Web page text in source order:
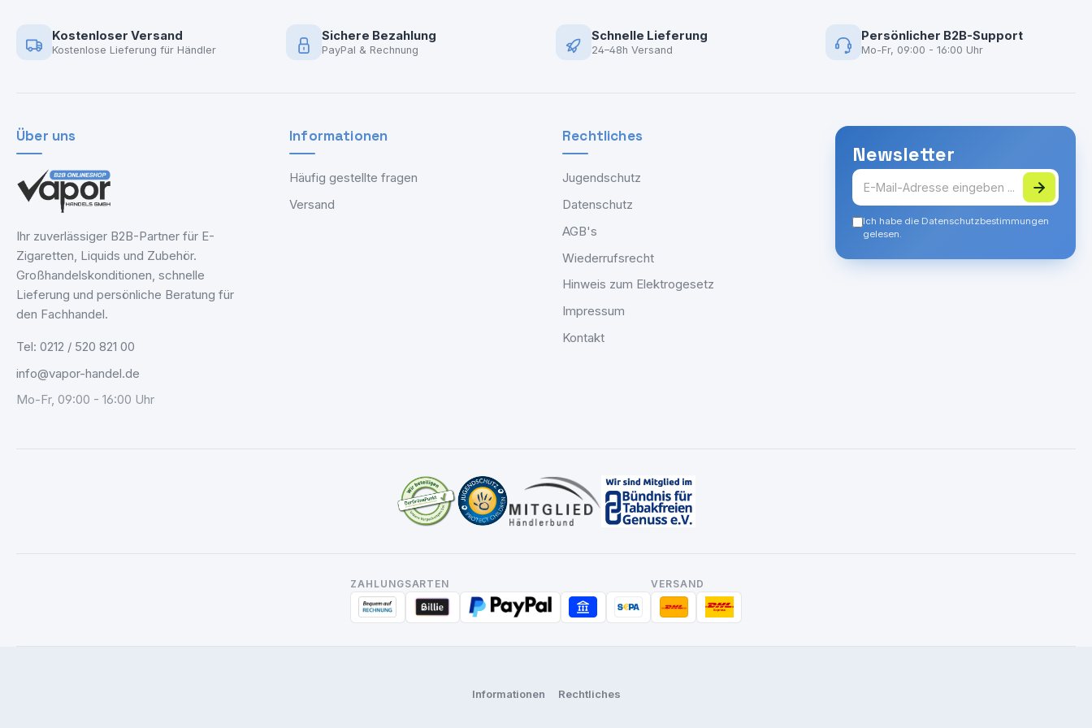
Kostenloser Versand
Kostenlose Lieferung für Händler
Sichere Bezahlung
PayPal & Rechnung
Schnelle Lieferung
24–48h Versand
Persönlicher B2B-Support
Mo-Fr, 09:00 - 16:00 Uhr
Über uns
Ihr zuverlässiger B2B-Partner für E-
Zigaretten, Liquids und Zubehör.
Großhandelskonditionen, schnelle
Lieferung und persönliche Beratung für
den Fachhandel.
Tel: 0212 / 520 821 00
info@vapor-handel.de
Mo-Fr, 09:00 - 16:00 Uhr
Informationen
Häufig gestellte fragen
Versand
Rechtliches
Jugendschutz
Datenschutz
AGB's
Wiederrufsrecht
Hinweis zum Elektrogesetz
Impressum
Kontakt
Newsletter
Ich habe die Datenschutzbestimmungen
gelesen.
ZAHLUNGSARTEN VERSAND
Informationen Rechtliches